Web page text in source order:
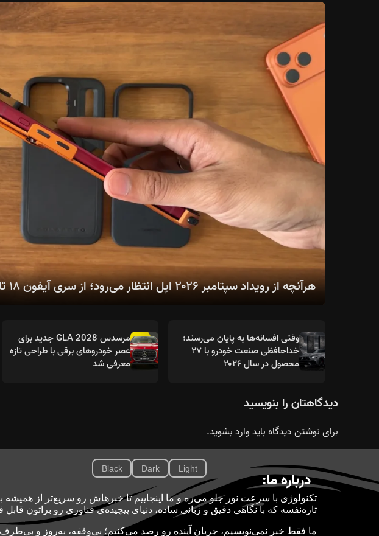
هرآنچه از رویداد سپتامبر ۲۰۲۶ اپل انتظار می‌رود؛ از سری آیفون ۱۸ تا اولین آیفون تاشو
وقتی افسانه‌ها به پایان می‌رسند؛
خداحافظی صنعت خودرو با ۲۷
محصول در سال ۲۰۲۶
مرسدس GLA 2028 جدید برای
عصر خودروهای برقی با طراحی تازه
معرفی شد
دیدگاهتان را بنویسید
برای نوشتن دیدگاه بایدوارد بشوید.
Light
Dark
Black
درباره ما:
تازه‌نفسه که با نگاهی دقیق و زبانی ساده، دنیای پیچیده‌ی فناوری رو براتون
ما فقط خبر نمی‌نویسیم، جریان آینده رو رصد می‌کنیم؛ بی‌وقفه، به‌روز و